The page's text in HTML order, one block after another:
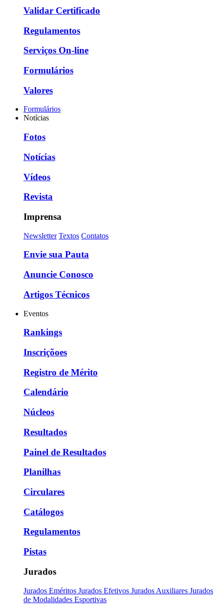
Validar Certificado
Regulamentos
Serviços On-line
Formulários
Valores
Formulários
Notícias
Fotos
Notícias
Vídeos
Revista
Imprensa
Newsletter Textos Contatos
Envie sua Pauta
Anuncie Conosco
Artigos Técnicos
Eventos
Rankings
Inscriçõoes
Registro de Mérito
Calendário
Núcleos
Resultados
Painel de Resultados
Planilhas
Circulares
Catálogos
Regulamentos
Pistas
Jurados
Jurados Eméritos Jurados Efetivos Jurados Auxiliares Jurados
de Modalidades Esportivas